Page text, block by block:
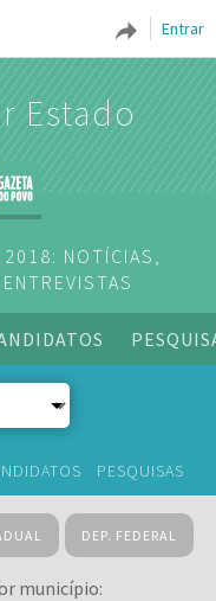
Entrar
Estado
2018: NOTÍCIAS,
PESQUISAS
DEP. FEDERAL
município: